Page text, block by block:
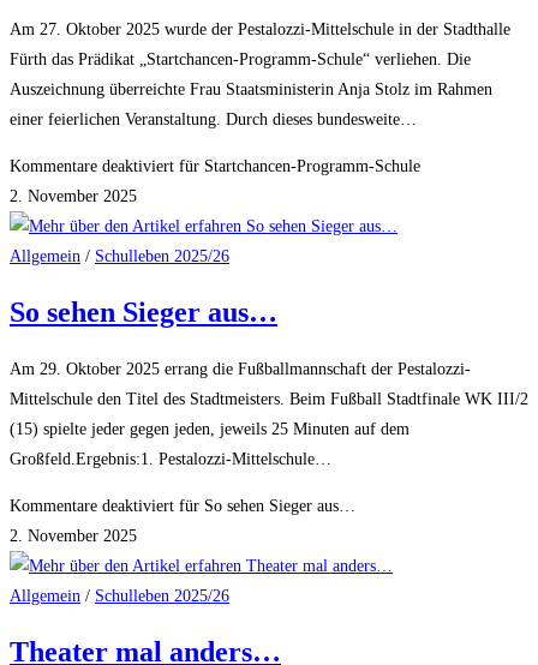
Am 27. Oktober 2025 wurde der Pestalozzi-Mittelschule in der Stadthalle
Fürth das Prädikat „Startchancen-Programm-Schule“ verliehen. Die
Auszeichnung überreichte Frau Staatsministerin Anja Stolz im Rahmen
einer feierlichen Veranstaltung. Durch dieses bundesweite…
Kommentare deaktiviert für Startchancen-Programm-Schule
2. November 2025
Allgemein / Schulleben 2025/26
So sehen Sieger aus…
Am 29. Oktober 2025 errang die Fußballmannschaft der Pestalozzi-
Mittelschule den Titel des Stadtmeisters. Beim Fußball Stadtfinale WK III/2
(15) spielte jeder gegen jeden, jeweils 25 Minuten auf dem
Großfeld.Ergebnis:1. Pestalozzi-Mittelschule…
Kommentare deaktiviert für So sehen Sieger aus…
2. November 2025
Allgemein / Schulleben 2025/26
Theater mal anders…